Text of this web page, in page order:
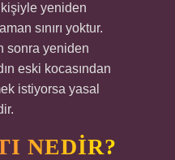
yeniden
sınırı yoktur.
sonra yeniden
eski kocasından
istiyorsa yasal
NEDIR?